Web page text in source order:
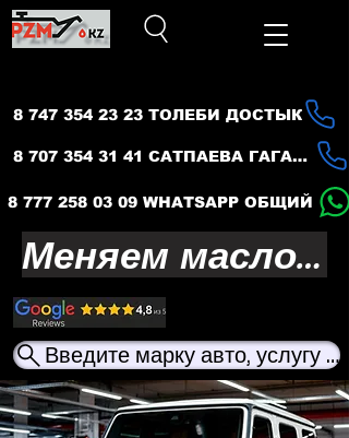
8 747 354 23 23 ТОЛЕБИ ДОСТЫК
8 707 354 31 41 САТПАЕВА ГАГАРИНА
8 777 258 03 09 WHATSAPP ОБЩИЙ
Введите марку авто, услугу
Меняем масло — продлеваем жизнь вашего авто